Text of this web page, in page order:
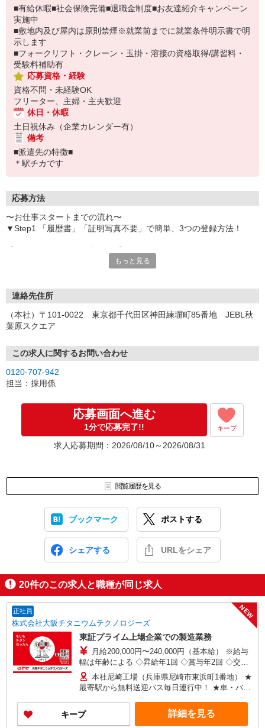
■有給休暇■社会保険完備■退職金制度■お友達紹介キャンペーン
実施中
■敷地内及び屋内は原則禁煙※就業前までに就業条件明示書で明
示します
■フォークリフト・クレーン・玉掛・溶接の資格取得/講習料・
受験料補助有
応募資格・経験
資格不問・未経験OK
フリーター、主婦・主夫歓迎
休日・休暇
土日祝休み（企業カレンダー有）
備考
■派遣先の特徴■
＊駅チカです
応募方法
〜お仕事スタートまでの流れ〜
▼Step1 「履歴書」「証明写真不要」で簡単、3つの登録方法！
いつでも好きな時間に登録OK
受付時間/平日9:00〜19:00
【来場登録（目安1時間30分）】
▼Step2 全国にあるお仕事の中から、あなたにピッタリのお仕事を
ご案内
▼Step3 就業前に職場見学で気になる事はしっかりチェック！
応募⇒最短で2日後からの勤務も可能です！
もっと見る
連絡先住所
（本社）〒101-0022 東京都千代田区神田練塀町85番地 JEBL秋
葉原スクエア
この求人に関するお問い合わせ
0120-707-942
担当：採用係
応募画面へ進む
1分で応募完了!! キープ
求人応募期間：2026/08/10～2026/08/31
閲覧履歴を見る
ブックマーク ポストする
シェアする URLをシェア
20件のこの求人と職種が同じ求人
正社員
株式会社大阪チタニウムテクノロジーズ
NEW
東証プライム上場企業での製造業務
月給200,000円〜240,000円（基本給） ※給与
幅は年齢による ◇昇給年1回 ◇賞与年2回 ◇交替
勤務手当・深夜勤務手当等各種手当別途 ＜年収例
＞ ・25歳入社 2年目：年収520万円 5年目：
年収560万円 10年目：年収620万円 ・30歳入社
2年目：年収535万円 5年目：年収570万円
10年目：年収620万円 ※試用期間（半年〜1年
間） 期間中条件変更あり。 ・雇用形態：契約
本社尼崎工場（兵庫県尼崎市東浜町1番地） ★
最寄駅から無料送迎バス毎日運行中！ ★車・バイ
キープ 詳細を見る